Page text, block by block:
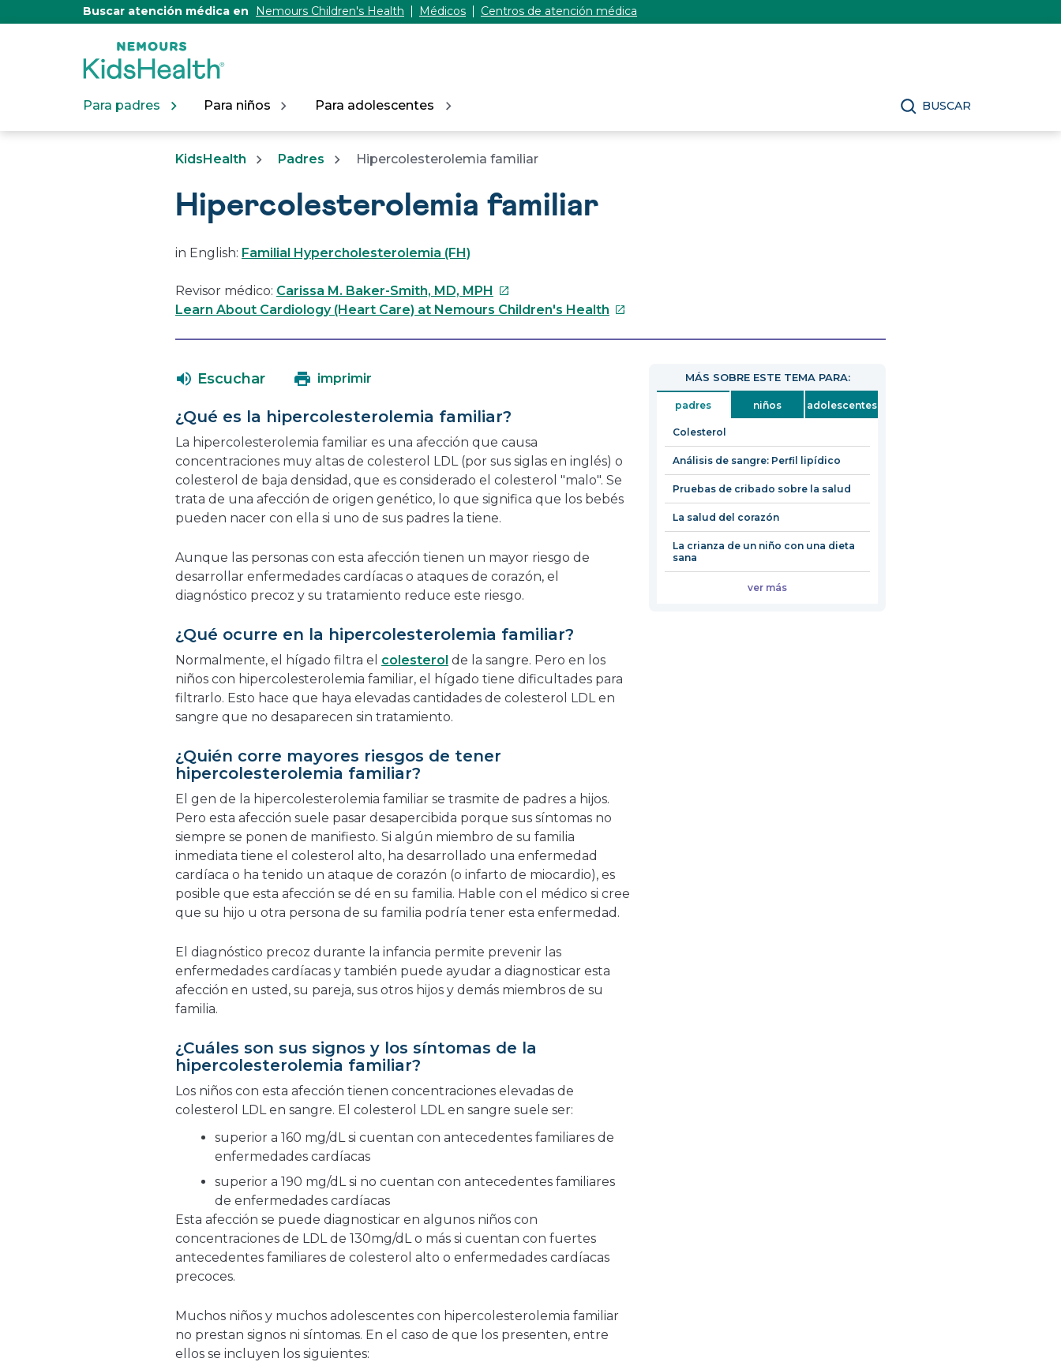
Buscar atención médica en Nemours Children's Health Médicos Centros de atención médica
Para padres Para niños Para adolescentes BUSCAR
KidsHealth Padres Hipercolesterolemia familiar
Hipercolesterolemia familiar
in English: Familial Hypercholesterolemia (FH)
Revisor médico: Carissa M. Baker-Smith, MD, MPH
Este
enlace
ventana
Learn About Cardiology (Heart Care) at Nemours Children's Health Este
Escuchar imprimir
¿Qué es la hipercolesterolemia familiar?
La hipercolesterolemia familiar es una afección que causa
concentraciones muy altas de colesterol LDL (por sus siglas en inglés) o
colesterol de baja densidad, que es considerado el colesterol "malo". Se
trata de una afección de origen genético, lo que significa que los bebés
pueden nacer con ella si uno de sus padres la tiene.
Aunque las personas con esta afección tienen un mayor riesgo de
desarrollar enfermedades cardíacas o ataques de corazón, el
diagnóstico precoz y su tratamiento reduce este riesgo.
¿Qué ocurre en la hipercolesterolemia familiar?
Normalmente, el hígado filtra el colesterol de la sangre. Pero en los
niños con hipercolesterolemia familiar, el hígado tiene dificultades para
filtrarlo. Esto hace que haya elevadas cantidades de colesterol LDL en
sangre que no desaparecen sin tratamiento.
¿Quién corre mayores riesgos de tener
hipercolesterolemia familiar?
El gen de la hipercolesterolemia familiar se trasmite de padres a hijos.
Pero esta afección suele pasar desapercibida porque sus síntomas no
siempre se ponen de manifiesto. Si algún miembro de su familia
inmediata tiene el colesterol alto, ha desarrollado una enfermedad
cardíaca o ha tenido un ataque de corazón (o infarto de miocardio), es
posible que esta afección se dé en su familia. Hable con el médico si cree
que su hijo u otra persona de su familia podría tener esta enfermedad.
El diagnóstico precoz durante la infancia permite prevenir las
enfermedades cardíacas y también puede ayudar a diagnosticar esta
afección en usted, su pareja, sus otros hijos y demás miembros de su
familia.
¿Cuáles son sus signos y los síntomas de la
hipercolesterolemia familiar?
Los niños con esta afección tienen concentraciones elevadas de
colesterol LDL en sangre. El colesterol LDL en sangre suele ser:
superior a 160 mg/dL si cuentan con antecedentes familiares de
enfermedades cardíacas
superior a 190 mg/dL si no cuentan con antecedentes familiares
de enfermedades cardíacas
Esta afección se puede diagnosticar en algunos niños con
concentraciones de LDL de 130mg/dL o más si cuentan con fuertes
antecedentes familiares de colesterol alto o enfermedades cardíacas
precoces.
Muchos niños y muchos adolescentes con hipercolesterolemia familiar
no prestan signos ni síntomas. En el caso de que los presenten, entre
ellos se incluyen los siguientes:
MÁS SOBRE ESTE TEMA PARA:
padres niños adolescentes
Colesterol
Análisis de sangre: Perfil lipídico
Pruebas de cribado sobre la salud
La salud del corazón
La crianza de un niño con una dieta
sana
ver más